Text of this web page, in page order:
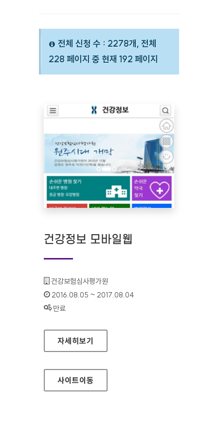
전체 신청 수 : 2278개, 전체
228 페이지 중 현재 192 페이지
건강정보 모바일웹
기관명 :
건강보험심사평가원
인증기간 :
2016.08.05 ~ 2017.08.04
상태 :
만료
건강정보 모바일웹
자세히보기
사이트이동